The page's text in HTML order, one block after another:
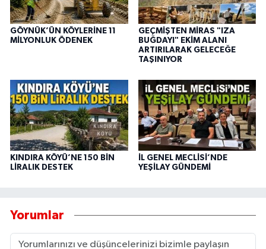
GÖYNÜK’ÜN KÖYLERİNE 11
MİLYONLUK ÖDENEK
GEÇMİŞTEN MİRAS "IZA
BUĞDAYI" EKİM ALANI
ARTIRILARAK GELECEĞE
TAŞINIYOR
KINDIRA KÖYÜ’NE 150 BİN
LİRALIK DESTEK
İL GENEL MECLİSİ’NDE
YEŞİLAY GÜNDEMİ
Yorumlar